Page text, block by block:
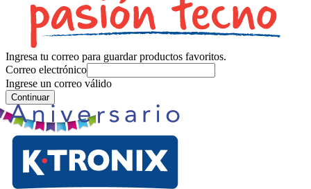
Ingresa tu correo para guardar productos favoritos.
Correo electrónico
Ingrese un correo válido
Continuar